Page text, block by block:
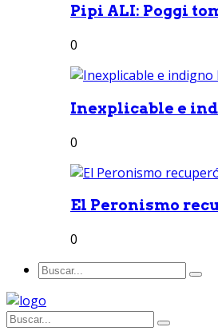
Pipi ALI: Poggi
0
Inexplicable e
0
El Peronismo
0